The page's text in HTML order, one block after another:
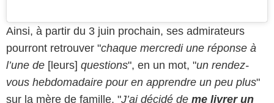
Ainsi, à partir du 3 juin prochain, ses admirateurs
pourront retrouver "chaque mercredi une réponse à
l’une de [leurs] questions", en un mot, "un rendez-
vous hebdomadaire pour en apprendre un peu plus"
sur la mère de famille. "J’ai décidé de me livrer un